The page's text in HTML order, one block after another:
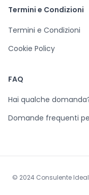
Termini e Condizioni
Termini e Condizioni
Cookie Policy
FAQ
Hai qualche
Domande frequenti
© 2024 Consulente